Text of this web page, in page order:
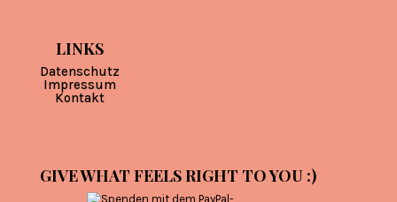
LINKS
Datenschutz
Impressum
Kontakt
GIVE WHAT FEELS RIGHT TO YOU :)